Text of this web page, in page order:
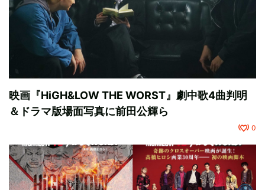
映画『HiGH&LOW THE WORST』劇中歌4曲判明
＆ドラマ版場面写真に前田公輝ら
0